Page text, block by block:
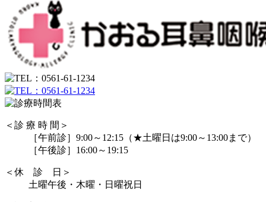
＜診 療 時 間＞
［午前診］9:00～12:15（★土曜日は9:00～13:00まで）
［午後診］16:00～19:15
＜休 診 日＞
土曜午後・木曜・日曜祝日